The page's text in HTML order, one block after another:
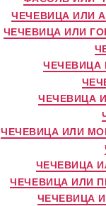
ЧЕЧЕВИЦА ИЛИ
ЧЕЧЕВИЦА ИЛИ
ЧЕЧЕВИЦА
ЧЕЧЕВИЦА
ЧЕЧЕВИЦА ИЛИ
ЧЕЧЕВИЦА
ЧЕЧЕВИЦА ИЛИ
ЧЕЧЕВИЦА